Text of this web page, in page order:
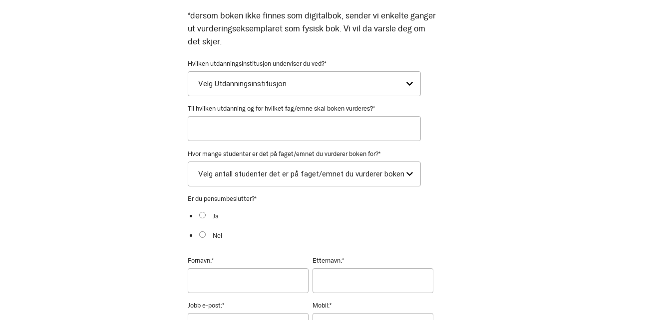
*dersom boken ikke finnes som digitalbok, sender vi enkelte ganger
ut vurderingseksemplaret som fysisk bok. Vi vil da varsle deg om
det skjer.
Hvilken utdanningsinstitusjon underviser du ved?*
Til hvilken utdanning og for hvilket fag/emne skal boken vurderes?*
Hvor mange studenter er det på faget/emnet du vurderer boken for?*
Er du pensumbeslutter?*
Ja
Nei
Fornavn:* Etternavn:*
Jobb e-post:* Mobil:*